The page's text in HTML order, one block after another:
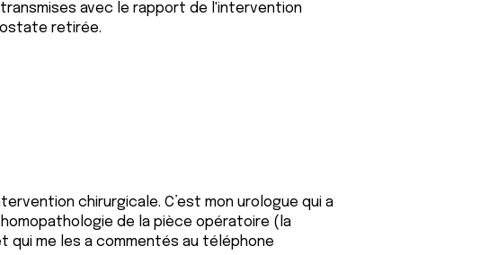
avec le rapport de l'intervention
retirée.
chirurgicale. C’est mon urologue qui a
de la pièce opératoire (la
me les a commentés au téléphone